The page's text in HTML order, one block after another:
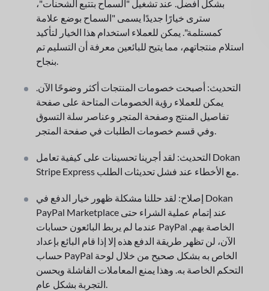
بشكل أفضل. عند تشغيل "السماح بتتبع الشحنات"،
سترى خيارًا جديدًا يسمى "السماح بوضع علامة
كمستلمة". يمكن للعملاء استخدام هذا الخيار لتأكيد
استلام منتجاتهم، مما يتيح للبائعين معرفة أن التسليم تم
بنجاح.
التحديث: أصبحت خصومات المنتجات أكثر وضوحًا الآن.
يمكن للعملاء رؤية الخصومات المتاحة على صفحة
تفاصيل المنتج وصفحة المتجر وعناصر سلة التسوق
وفي قسم خصومات الطلبات في صفحة المتجر.
التحديث: لقد أجرينا تحسينات على كيفية تعامل Dokan
Stripe Express مع الأخطاء عند فشل تحديثات الطلب.
إصلاح: لقد حللنا مشكلة ظهور خيار الدفع في Dokan
PayPal Marketplace عند إتمام عملية الشراء حتى
عندما لم يربط البائعون حسابات PayPal الخاصة بهم.
الآن، لن تظهر طريقة الدفع هذه إلا إذا قام البائع بإعداد
حساب PayPal الخاص به بشكل صحيح من خلال لوحة
التحكم الخاصة به. وهذا يمنع المعاملات الفاشلة ويحسن
التجربة بشكل عام.